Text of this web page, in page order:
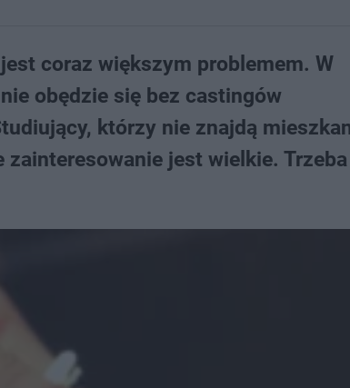
coraz większym problemem. W
obędzie się bez castingów
którzy nie znajdą
jest wielkie.